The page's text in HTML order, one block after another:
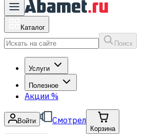
Каталог
Поиск
Услуги
Полезное
Акции %
Войти Смотрел
Корзина